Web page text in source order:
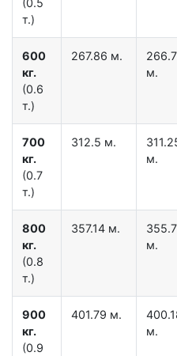
т.)
600
кг.
(0.6
т.)
267.86 м.
м.
700
кг.
(0.7
т.)
312.5 м.
м.
800
кг.
(0.8
т.)
357.14 м.
м.
900
кг.
(0.9
401.79 м.
м.